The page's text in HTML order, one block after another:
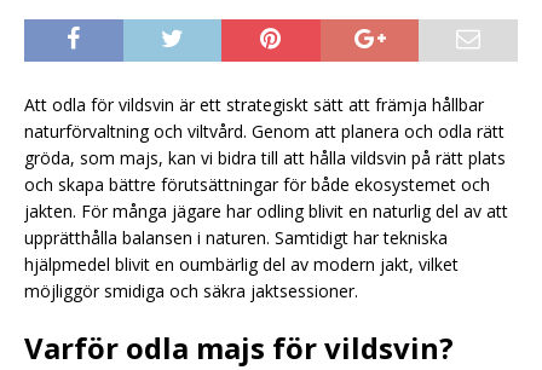
Att odla för vildsvin är ett strategiskt sätt att främja hållbar
naturförvaltning och viltvård. Genom att planera och odla rätt
gröda, som majs, kan vi bidra till att hålla vildsvin på rätt plats
och skapa bättre förutsättningar för både ekosystemet och
jakten. För många jägare har odling blivit en naturlig del av att
upprätthålla balansen i naturen. Samtidigt har tekniska
hjälpmedel blivit en oumbärlig del av modern jakt, vilket
möjliggör smidiga och säkra jaktsessioner.
Varför odla majs för vildsvin?